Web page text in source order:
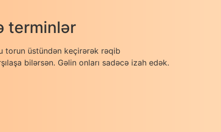
terminlər
torun üstündən keçirərək rəqib
bilərsən. Gəlin onları sadəcə izah edək.